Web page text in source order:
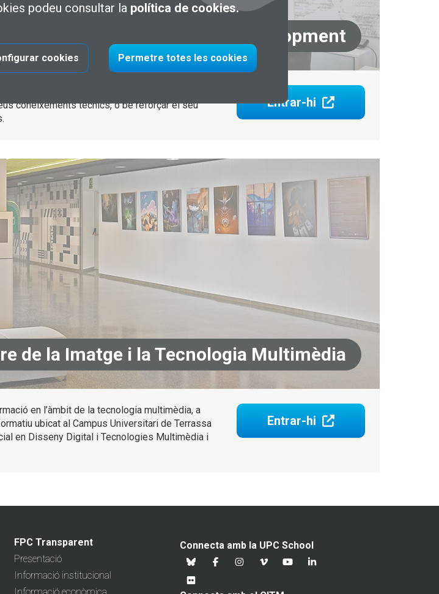
podeu consultar la política de cookies.
cookies Permetre totes les cookies
of Professional & Executive Development
Entrar-hi
màsters, postgraus i cursos de formació
coneixements tècnics, o bé reforçar el seu
de la Imatge i la Tecnologia Multimèdia
Entrar-hi
en l’àmbit de la tecnologia multimèdia, a
ubicat al Campus Universitari de Terrassa
en Disseny Digital i Tecnologies Multimèdia i
FPC Transparent
Presentació
Informació institucional
Connecta amb la UPC School